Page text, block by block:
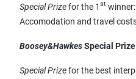
Special Prizefor the 1 st
Accomodation and travel
Boosey&HawkesSpecial
Special Prizefor the best